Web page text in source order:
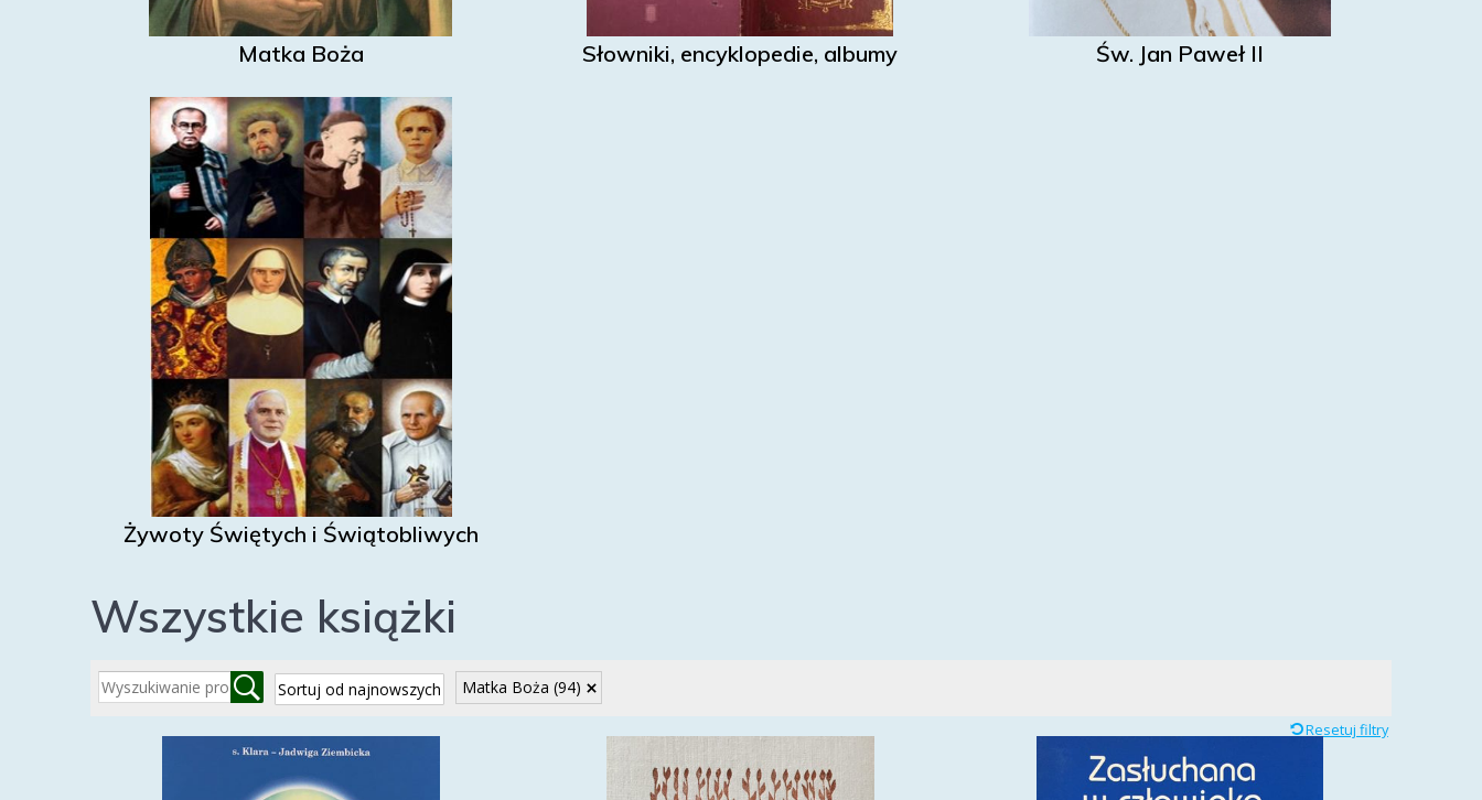
Matka Boża Słowniki, encyklopedie, albumy Św. Jan Paweł II
Żywoty Świętych i Świątobliwych
Wszystkie książki
Matka Boża(94)
Resetuj filtry